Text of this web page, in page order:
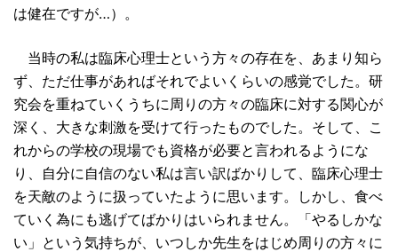
は健在ですが…）。
当時の私は臨床心理士という方々の存在を、あまり知ら
ず、ただ仕事があればそれでよいくらいの感覚でした。研
究会を重ねていくうちに周りの方々の臨床に対する関心が
深く、大きな刺激を受けて行ったものでした。そして、こ
れからの学校の現場でも資格が必要と言われるようにな
り、自分に自信のない私は言い訳ばかりして、臨床心理士
を天敵のように扱っていたように思います。しかし、食べ
ていく為にも逃げてばかりはいられません。「やるしかな
い」という気持ちが、いつしか先生をはじめ周りの方々に